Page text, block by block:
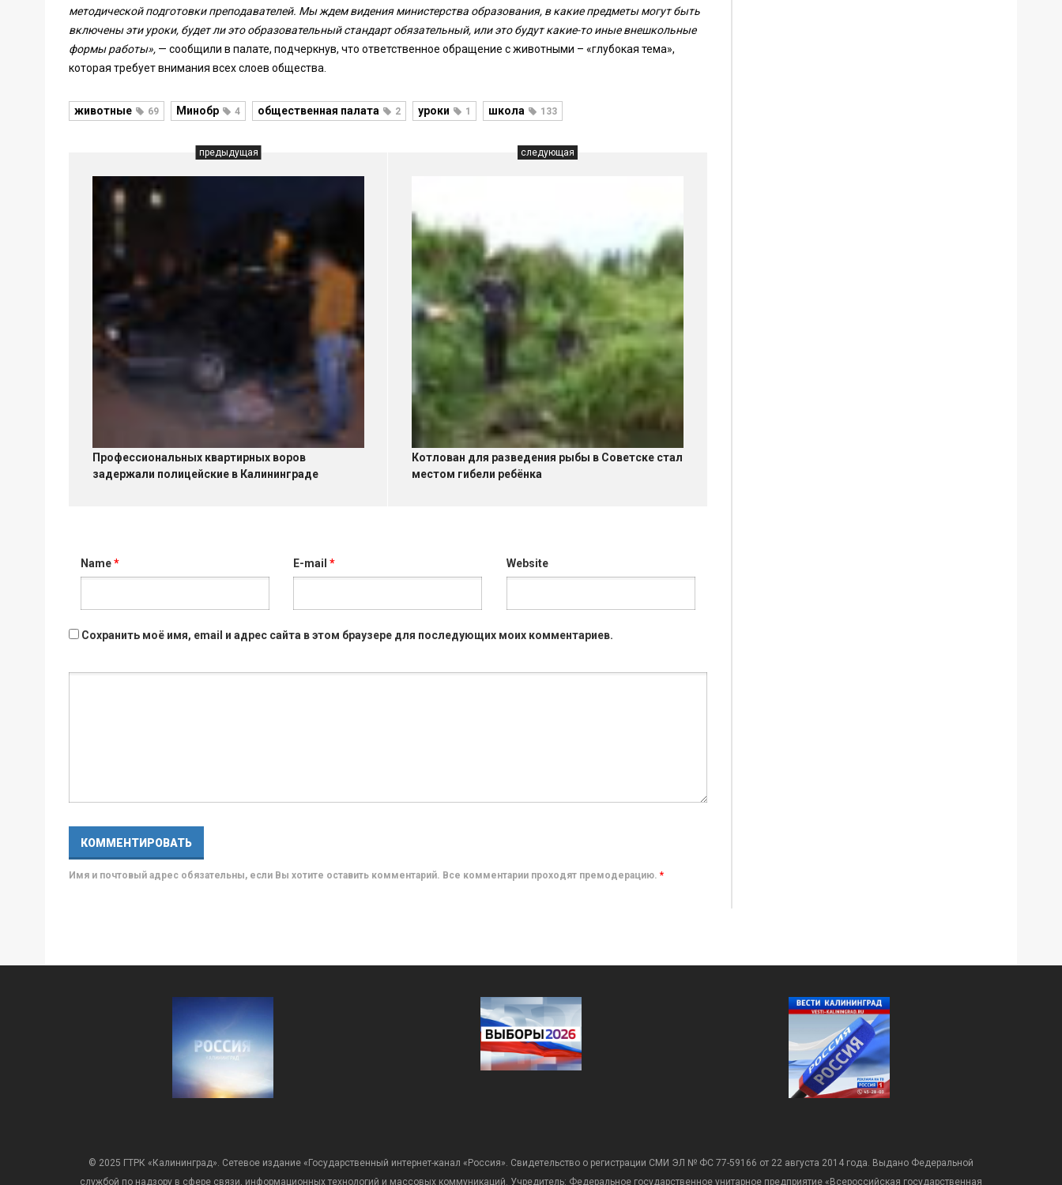
методической подготовки преподавателей. Мы ждем видения министерства образования, в какие предметы могут быть
включены эти уроки, будет ли это образовательный стандарт обязательный, или это будут какие-то иные внешкольные
формы работы», — сообщили в палате, подчеркнув, что ответственное обращение с животными – «глубокая тема»,
которая требует внимания всех слоев общества.
животные 69 Минобр 4 общественная палата 2 уроки 1 школа 133
предыдущая
Профессиональных квартирных воров
задержали полицейские в Калининграде
следующая
Котлован для разведения рыбы в Советске стал
местом гибели ребёнка
Name* E-mail* Website
Сохранить моё имя, email и адрес сайта в этом браузере для последующих моих комментариев.
Имя и почтовый адрес обязательны, если Вы хотите оставить комментарий. Все комментарии проходят премодерацию. *
© 2025 ГТРК «Калининград». Сетевое издание «Государственный интернет-канал «Россия». Свидетельство о регистрации СМИ ЭЛ № ФС 77-59166 от 22 августа 2014 года. Выдано Федеральной
службой по надзору в сфере связи, информационных технологий и массовых коммуникаций. Учредитель: Федеральное государственное унитарное предприятие «Всероссийская государственная